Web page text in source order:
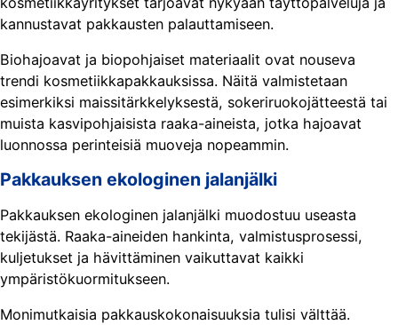
kannustavat pakkausten palauttamiseen.
Biohajoavat ja biopohjaiset materiaalit ovat nouseva
trendi kosmetiikkapakkauksissa. Näitä valmistetaan
esimerkiksi maissitärkkelyksestä, sokeriruokojätteestä tai
muista kasvipohjaisista raaka-aineista, jotka hajoavat
luonnossa perinteisiä muoveja nopeammin.
Pakkauksen ekologinen jalanjälki
Pakkauksen ekologinen jalanjälki muodostuu useasta
tekijästä. Raaka-aineiden hankinta, valmistusprosessi,
kuljetukset ja hävittäminen vaikuttavat kaikki
ympäristökuormitukseen.
Monimutkaisia pakkauskokonaisuuksia tulisi välttää.